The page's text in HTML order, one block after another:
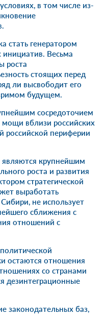
в том числе из-
стать генератором
инициатив. Весьма
роста
стоящих перед
ли высвободит его
будущем.
сосредоточием
вблизи российских
российской периферии
крупнейшим
роста и развития
стратегической
выработать
не использует
сближения с
отношений с
остаются отношения
со странами
дезинтеграционные
законодательных баз,